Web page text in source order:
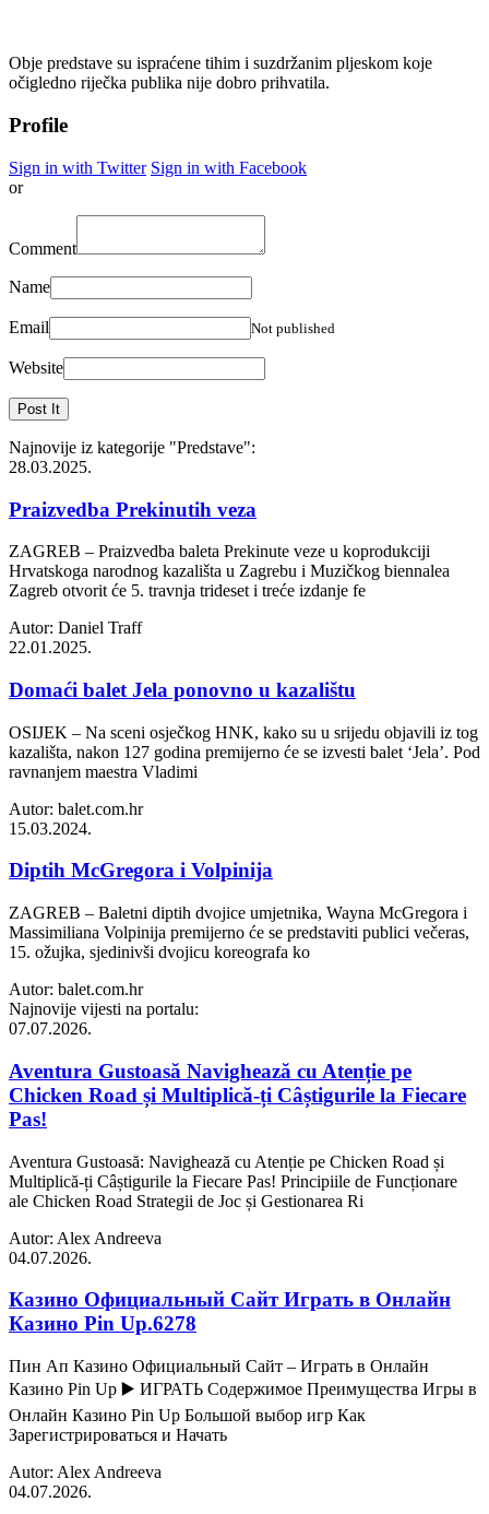
Obje predstave su ispraćene tihim i suzdržanim pljeskom koje
očigledno riječka publika nije dobro prihvatila.
Profile
Sign in with Twitter Sign in with Facebook
or
Comment
Name
Email Not published
Website
Najnovije iz kategorije "Predstave":
28.03.2025.
Praizvedba Prekinutih veza
ZAGREB – Praizvedba baleta Prekinute veze u koprodukciji
Hrvatskoga narodnog kazališta u Zagrebu i Muzičkog biennalea
Zagreb otvorit će 5. travnja trideset i treće izdanje fe
Autor: Daniel Traff
22.01.2025.
Domaći balet Jela ponovno u kazalištu
OSIJEK – Na sceni osječkog HNK, kako su u srijedu objavili iz tog
kazališta, nakon 127 godina premijerno će se izvesti balet ‘Jela’. Pod
ravnanjem maestra Vladimi
Autor: balet.com.hr
15.03.2024.
Diptih McGregora i Volpinija
ZAGREB – Baletni diptih dvojice umjetnika, Wayna McGregora i
Massimiliana Volpinija premijerno će se predstaviti publici večeras,
15. ožujka, sjedinivši dvojicu koreografa ko
Autor: balet.com.hr
Najnovije vijesti na portalu:
07.07.2026.
Aventura Gustoasă Navighează cu Atenție pe
Chicken Road și Multiplică-ți Câștigurile la Fiecare
Pas!
Aventura Gustoasă: Navighează cu Atenție pe Chicken Road și
Multiplică-ți Câștigurile la Fiecare Pas! Principiile de Funcționare
ale Chicken Road Strategii de Joc și Gestionarea Ri
Autor: Alex Andreeva
04.07.2026.
Казино Официальный Сайт Играть в Онлайн
Казино Pin Up.6278
Пин Ап Казино Официальный Сайт – Играть в Онлайн
Казино Pin Up ▶️ ИГРАТЬ Содержимое Преимущества Игры в
Онлайн Казино Pin Up Большой выбор игр Как
Зарегистрироваться и Начать
Autor: Alex Andreeva
04.07.2026.